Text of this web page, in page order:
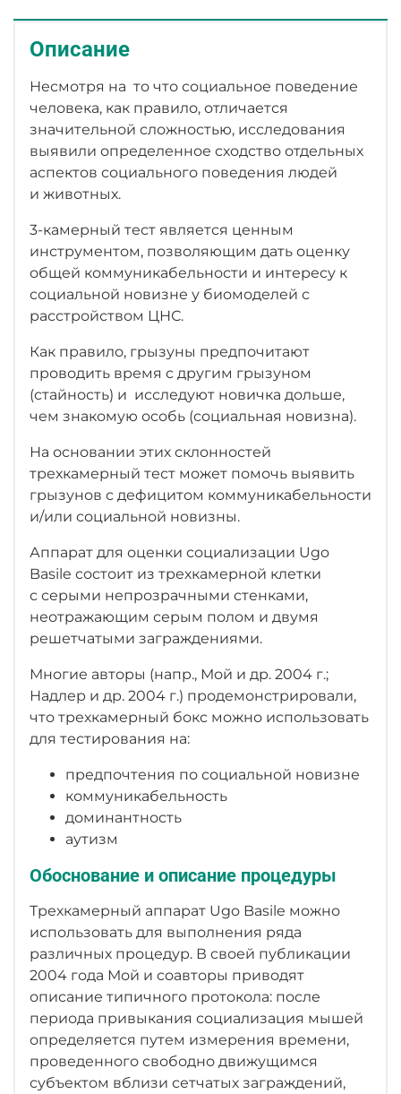
Описание
Несмотря на то что социальное поведение
человека, как правило, отличается
значительной сложностью, исследования
выявили определенное сходство отдельных
аспектов социального поведения людей
и животных.
3-камерный тест является ценным
инструментом, позволяющим дать оценку
общей коммуникабельности и интересу к
социальной новизне у биомоделей с
расстройством ЦНС.
Как правило, грызуны предпочитают
проводить время с другим грызуном
(стайность) и исследуют новичка дольше,
чем знакомую особь (социальная новизна).
На основании этих склонностей
трехкамерный тест может помочь выявить
грызунов с дефицитом коммуникабельности
и/или социальной новизны.
Аппарат для оценки социализации Ugo
Basile состоит из трехкамерной клетки
с серыми непрозрачными стенками,
неотражающим серым полом и двумя
решетчатыми заграждениями.
Многие авторы (напр., Мой и др. 2004 г.;
Надлер и др. 2004 г.) продемонстрировали,
что трехкамерный бокс можно использовать
для тестирования на:
предпочтения по социальной новизне
коммуникабельность
доминантность
аутизм
Обоснование и описание процедуры
Трехкамерный аппарат Ugo Basile можно
использовать для выполнения ряда
различных процедур. В своей публикации
2004 года Мой и соавторы приводят
описание типичного протокола: после
периода привыкания социализация мышей
определяется путем измерения времени,
проведенного свободно движущимся
субъектом вблизи сетчатых заграждений,